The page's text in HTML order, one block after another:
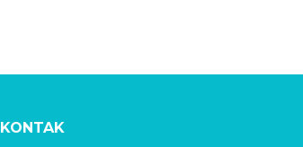
KONTAK